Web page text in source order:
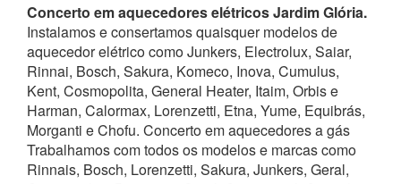
Concerto em aquecedores elétricos Jardim Glória.
Instalamos e consertamos quaisquer modelos de
aquecedor elétrico como Junkers, Electrolux, Saiar,
Rinnai, Bosch, Sakura, Komeco, Inova, Cumulus,
Kent, Cosmopolita, General Heater, Itaim, Orbis e
Harman, Calormax, Lorenzetti, Etna, Yume, Equibrás,
Morganti e Chofu. Concerto em aquecedores a gás
Trabalhamos com todos os modelos e marcas como
Rinnais, Bosch, Lorenzetti, Sakura, Junkers, Geral,